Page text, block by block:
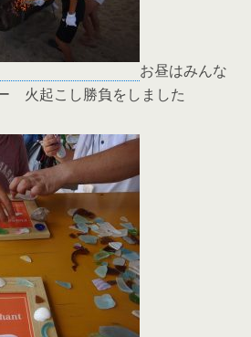
お昼はみんな
火起こし勝負をしました